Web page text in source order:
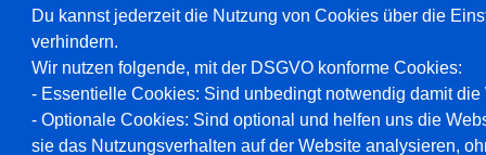
Du kannst jederzeit die Nutzung von Cookies über die
verhindern.
Wir nutzen folgende, mit der DSGVO konforme Cookies:
- Essentielle Cookies: Sind unbedingt notwendig damit
- Optionale Cookies: Sind optional und helfen uns die
sie das Nutzungsverhalten auf der Website analysieren,